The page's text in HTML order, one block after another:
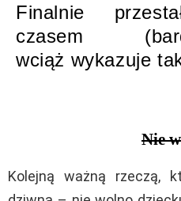
Finalnie
czasem
wciąż wykazuje
Nie
Kolejną ważną rzeczą,